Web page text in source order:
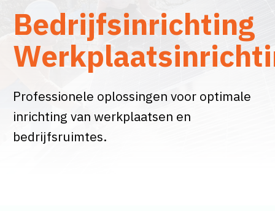
Bedrijfsinrichting
Professionele oplossingen voor optimale
inrichting van werkplaatsen en
bedrijfsruimtes.